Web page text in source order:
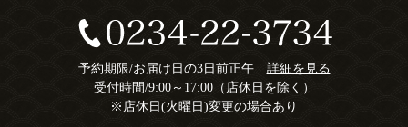
予約期限/お届け日の3日前正午 詳細を見る
受付時間/9:00～17:00（店休日を除く）
※店休日(火曜日)変更の場合あり